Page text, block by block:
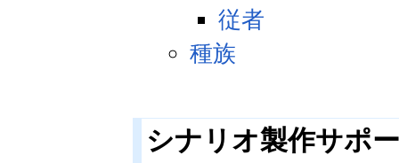
従者
種族
シナリオ製作サポ